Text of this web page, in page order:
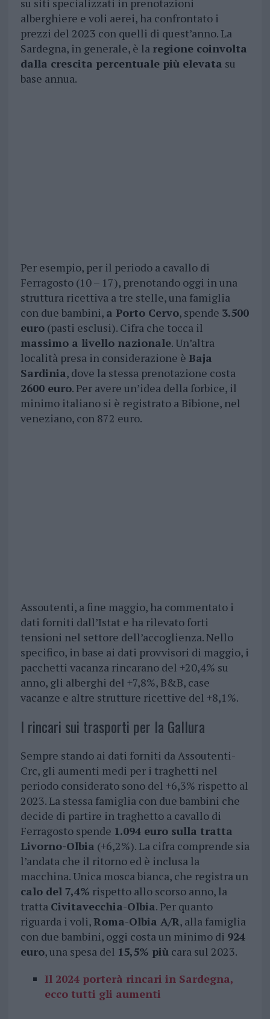
su siti specializzati in prenotazioni
alberghiere e voli aerei, ha confrontato i
prezzi del 2023 con quelli di quest’anno. La
Sardegna, in generale, è la regione coinvolta
dalla crescita percentuale più elevata su
base annua.
Per esempio, per il periodo a cavallo di
Ferragosto (10 – 17), prenotando oggi in una
struttura ricettiva a tre stelle, una famiglia
con due bambini, a Porto Cervo, spende 3.500
euro(pasti esclusi). Cifra che tocca il
massimo a livello nazionale. Un’altra
località presa in considerazione è Baja
Sardinia, dove la stessa prenotazione costa
2600 euro. Per avere un’idea della forbice, il
minimo italiano si è registrato a Bibione, nel
veneziano, con 872 euro.
Assoutenti, a fine maggio, ha commentato i
dati forniti dall’Istat e ha rilevato forti
tensioni nel settore dell’accoglienza. Nello
specifico, in base ai dati provvisori di maggio, i
pacchetti vacanza rincarano del +20,4% su
anno, gli alberghi del +7,8%, B&B, case
vacanze e altre strutture ricettive del +8,1%.
I rincari sui trasporti per la Gallura
Sempre stando ai dati forniti da Assoutenti-
Crc, gli aumenti medi per i traghetti nel
periodo considerato sono del +6,3% rispetto al
2023. La stessa famiglia con due bambini che
decide di partire in traghetto a cavallo di
Ferragosto spende 1.094 euro sulla tratta
Livorno-Olbia (+6,2%). La cifra comprende sia
l’andata che il ritorno ed è inclusa la
macchina. Unica mosca bianca, che registra un
calo del 7,4% rispetto allo scorso anno, la
tratta Civitavecchia-Olbia. Per quanto
riguarda i voli,Roma-Olbia A/R, alla famiglia
con due bambini, oggi costa un minimo di 924
euro, una spesa del 15,5% piùcara sul 2023.
Il 2024 porterà rincari in Sardegna,
ecco tutti gli aumenti